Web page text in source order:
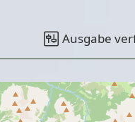
Ausgabe